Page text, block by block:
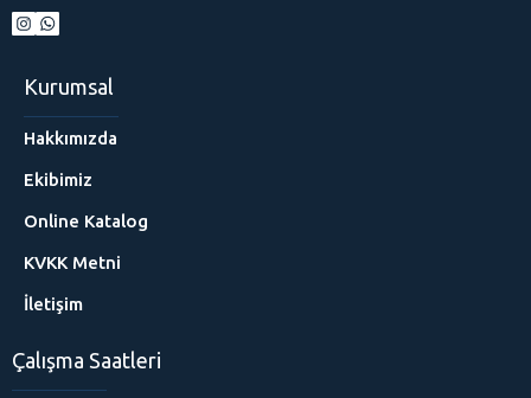
Kurumsal
Hakkımızda
Ekibimiz
Online Katalog
KVKK Metni
İletişim
Çalışma Saatleri